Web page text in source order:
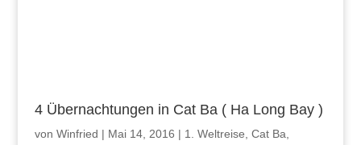
4 Übernachtungen in Cat Ba ( Ha Long Bay )
von Winfried | Mai 14, 2016 | 1. Weltreise Cat Ba